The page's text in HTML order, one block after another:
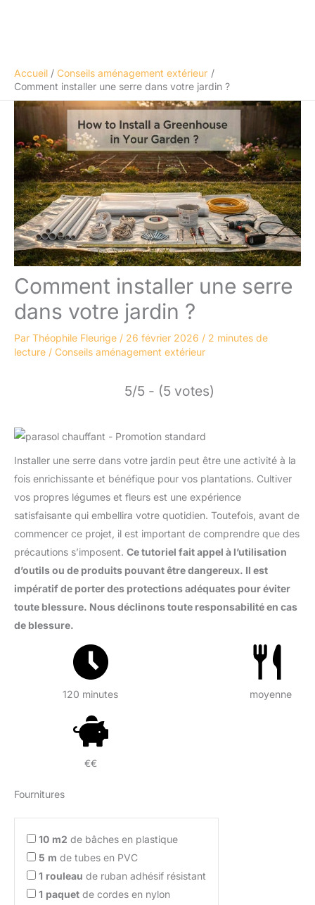
Accueil
Conseils aménagement extérieur
Comment installer une serre dans votre jardin ?
Comment installer une serre
dans votre jardin ?
Par Théophile Fleurige / 26 février 2026 / 2 minutes de
lecture / Conseils aménagement extérieur
5/5 - (5 votes)
Installer une serre dans votre jardin peut être une activité à la
fois enrichissante et bénéfique pour vos plantations. Cultiver
vos propres légumes et fleurs est une expérience
satisfaisante qui embellira votre quotidien. Toutefois, avant de
commencer ce projet, il est important de comprendre que des
précautions s’imposent. Ce tutoriel fait appel à l’utilisation
d’outils ou de produits pouvant être dangereux. Il est
impératif de porter des protections adéquates pour éviter
toute blessure. Nous déclinons toute responsabilité en cas
de blessure.
120 minutes moyenne
€€
Fournitures
10 m2 de bâches en plastique
5 m de tubes en PVC
1 rouleau de ruban adhésif résistant
1 paquet de cordes en nylon